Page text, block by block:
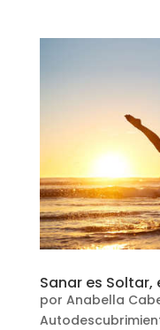
Sanar es Soltar,
por Anabella